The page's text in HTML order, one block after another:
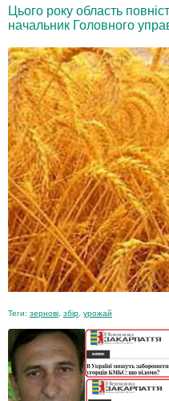
Цього року область
начальник Головного
Теги: зернові збір урожай